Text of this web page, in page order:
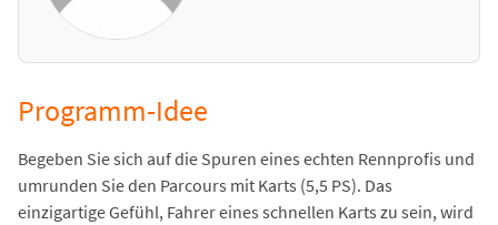
Programm-Idee
Begeben Sie sich auf die Spuren eines echten Rennprofis und
umrunden Sie den Parcours mit Karts (5,5 PS). Das
einzigartige Gefühl, Fahrer eines schnellen Karts zu sein, wird